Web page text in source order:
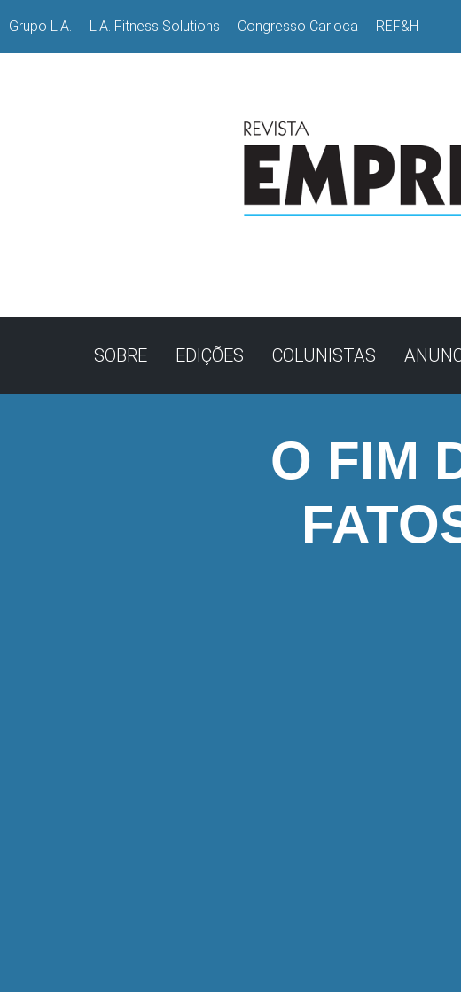
Grupo L.A. L.A. Fitness Solutions Congresso Carioca REF&H
SOBRE EDIÇÕES COLUNISTAS
O FIM